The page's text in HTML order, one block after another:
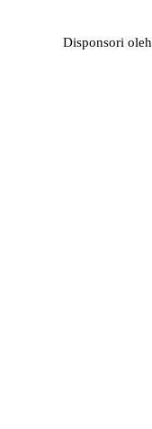
Disponsori oleh